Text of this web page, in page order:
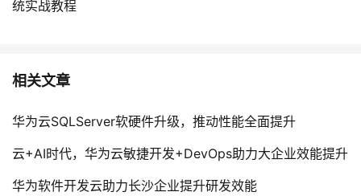
统实战教程
相关文章
华为云SQLServer软硬件升级，推动性能全面提升
云+AI时代，华为云敏捷开发+DevOps助力大企业效能提升
华为软件开发云助力长沙企业提升研发效能